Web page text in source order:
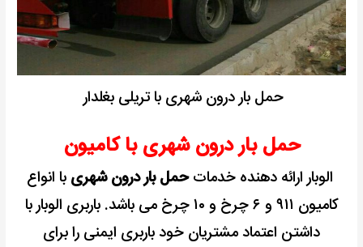
حمل بار درون شهری با تریلی بغلدار
حمل بار درون شهری با کامیون
الوبار ارائه دهنده خدماتحمل بار درون شهری با انواع
کامیون ۹۱۱ و ۶ چرخ و ۱۰ چرخ می باشد.
باربری الوبار با
داشتن اعتماد مشتریان خود باربری ایمنی را برای